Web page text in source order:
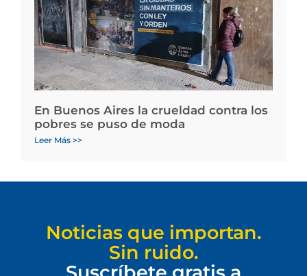
En Buenos Aires la crueldad contra los
pobres se puso de moda
Leer Más >>
Noticias que importan.
Sin ruido.